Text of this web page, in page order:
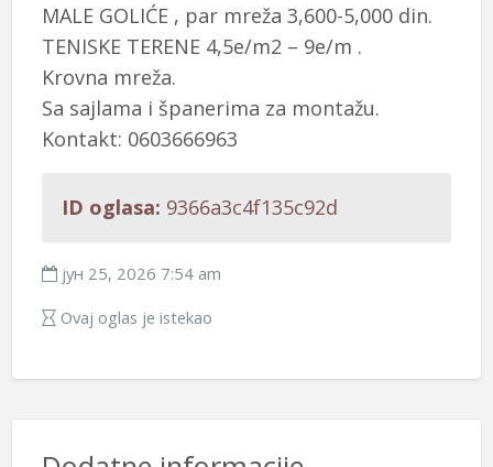
MALE GOLIĆE , par mreža 3,600-5,000 din.
TENISKE TERENE 4,5e/m2 – 9e/m .
Krovna mreža.
Sa sajlama i španerima za montažu.
Kontakt: 0603666963
ID oglasa: 9366a3c4f135c92d
јун 25, 2026 7:54 am
Ovaj oglas je istekao